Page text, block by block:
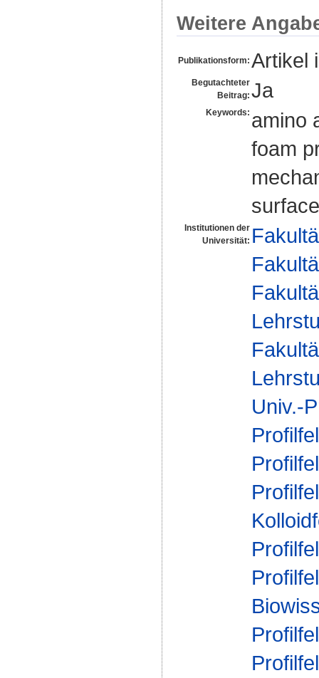
Weitere
Publikationsform: Artikel
Begutachteter
Beitrag: Ja
Keywords: amino
foam
Institutionen der
Universität:
Univ.-